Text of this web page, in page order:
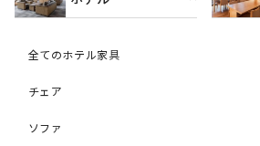
全てのホテル家具
チェア
ソファ